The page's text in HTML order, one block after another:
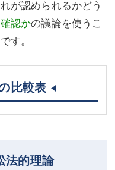
が認められるかどう
認かの議論を使うこ
す。
比較表
的理論